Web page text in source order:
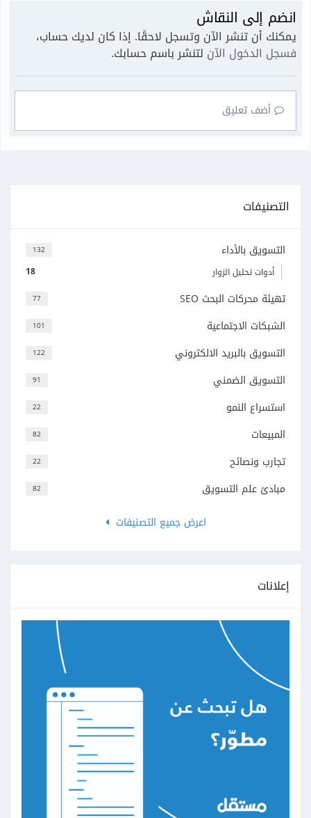
انضم إلى النقاش
يمكنك أن تنشر الآن وتسجل لاحقًا. إذا كان لديك حساب،
فسجل الدخول الآن لتنشر باسم حسابك.
أضف تعليق
التصنيفات
132 التسويق بالأداء
18 أدوات تحليل الزوار
77 تهيئة محركات البحث SEO
101 الشبكات الاجتماعية
122 التسويق بالبريد الالكتروني
91 التسويق الضمني
22 استسراع النمو
82 المبيعات
22 تجارب ونصائح
82
مبادئ علم التسويق
اعرض جميع التصنيفات
إعلانات